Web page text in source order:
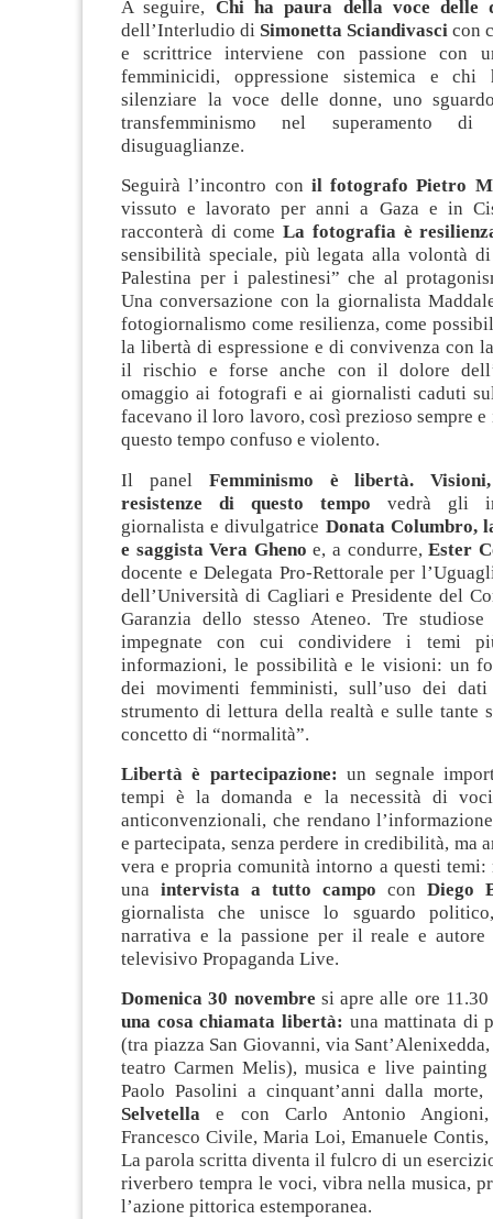
A seguire, Chi ha paura della voce delle
dell’Interludio di Simonetta Sciandivasci con
e scrittrice interviene con passione con
femminicidi, oppressione sistemica e chi
silenziare la voce delle donne, uno
transfemminismo nel superamento
disuguaglianze.
Seguirà l’incontro con il fotografo Pietro
vissuto e lavorato per anni a Gaza e in
racconterà di comeLa fotografia è
sensibilità speciale, più legata alla volontà
Palestina per i palestinesi” che al
Una conversazione con la giornalista
fotogiornalismo come resilienza, come
la libertà di espressione e di convivenza con
il rischio e forse anche con il dolore
omaggio ai fotografi e ai giornalisti caduti
facevano il loro lavoro, così prezioso sempre
questo tempo confuso e violento.
Il panel Femminismo è libertà.
resistenze di questo tempo vedrà gli
giornalista e divulgatrice Donata Columbro,
e saggista Vera Gheno e, a condurre,Ester
docente e Delegata Pro-Rettorale per
dell’Università di Cagliari e Presidente del
Garanzia dello stesso Ateneo. Tre studiose
impegnate con cui condividere i temi
informazioni, le possibilità e le visioni: un
dei movimenti femministi, sull’uso dei
strumento di lettura della realtà e sulle tante
concetto di “normalità”.
Libertà è partecipazione: un segnale
tempi è la domanda e la necessità di
anticonvenzionali, che rendano
e partecipata, senza perdere in credibilità, ma
vera e propria comunità intorno a questi temi:
una intervista a tutto campo con Diego
giornalista che unisce lo sguardo
narrativa e la passione per il reale e autore
televisivo Propaganda Live.
Domenica 30 novembre si apre alle ore
una cosa chiamata libertà: una mattinata di
(tra piazza San Giovanni, via
teatro Carmen Melis), musica e live painting
Paolo Pasolini a cinquant’anni dalla
Selvetella e con Carlo Antonio Angioni,
Francesco Civile, Maria Loi, Emanuele
La parola scritta diventa il fulcro di un
riverbero tempra le voci, vibra nella musica,
l’azione pittorica estemporanea.